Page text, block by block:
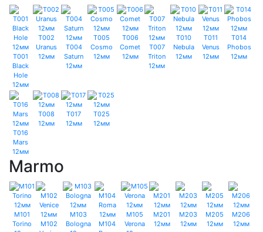
T001
Black
Hole
12мм
T002
Uranus
12мм
T004
Saturn
12мм
T005
Cosmo
12мм
T006
Comet
12мм
T007
Triton
12мм
T010
Nebula
12мм
T011
Venus
12мм
T014
Phobos
12мм
T016
Mars
12мм
T008
12мм
T017
12мм
T025
12мм
Marmo
M101
Torino
M102
M103
Bologna
M104
M105
Verona
M201
12мм
M203
12мм
M205
12мм
M206
12мм